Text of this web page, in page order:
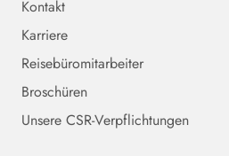
Kontakt
Karriere
Reisebüromitarbeiter
Broschüren
Unsere CSR-Verpflichtungen